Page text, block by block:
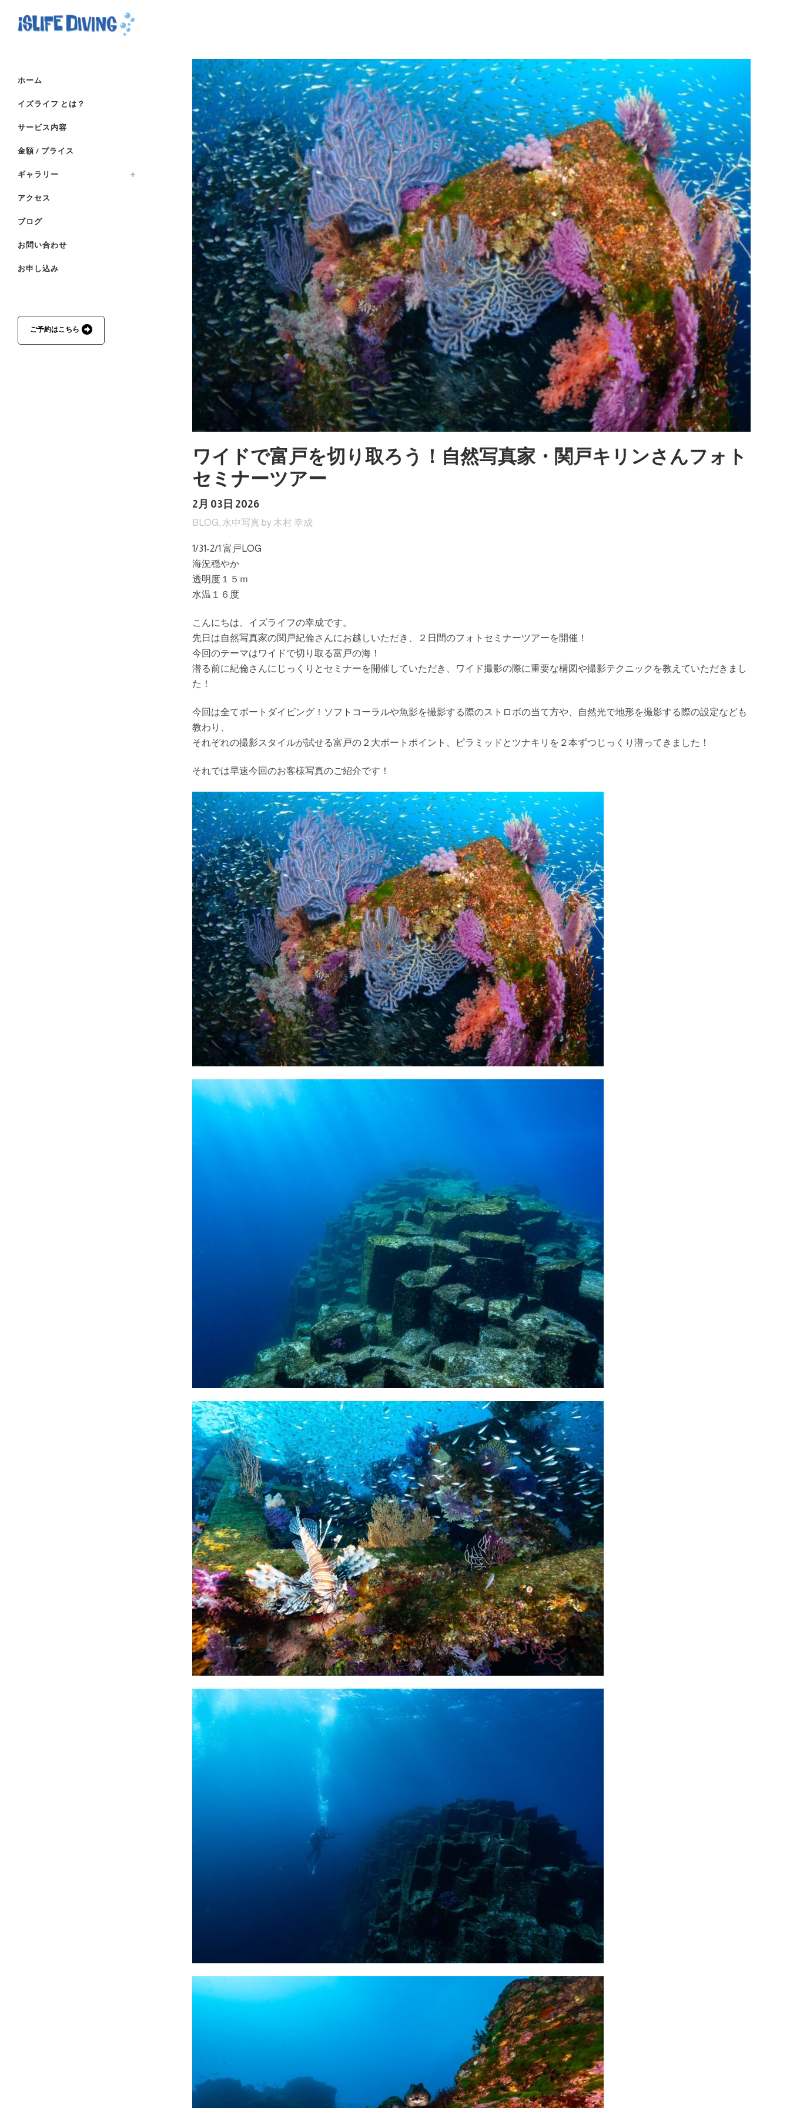
ホーム
イズライフ とは？
サービス内容
金額 / プライス
ギャラリー
アクセス
ブログ
お問い合わせ
お申し込み
ご予約はこちら
ワイドで富戸を切り取ろう！自然写真家・関戸キリンさんフォト
セミナーツアー
2月 03日 2026
BLOG 水中写真 by 木村 幸成
1/31-2/1 富戸LOG
海況穏やか
透明度１５ｍ
水温１６度
こんにちは、イズライフの幸成です。
先日は自然写真家の関戸紀倫さんにお越しいただき、２日間のフォトセミナーツアーを開催！
今回のテーマはワイドで切り取る富戸の海！
潜る前に紀倫さんにじっくりとセミナーを開催していただき、ワイド撮影の際に重要な構図や撮影テクニックを教えていただきまし
た！
今回は全てボートダイビング！ソフトコーラルや魚影を撮影する際のストロボの当て方や、自然光で地形を撮影する際の設定なども
教わり、
それぞれの撮影スタイルが試せる富戸の２大ボートポイント、ピラミッドとツナキリを２本ずつじっくり潜ってきました！
それでは早速今回のお客様写真のご紹介です！